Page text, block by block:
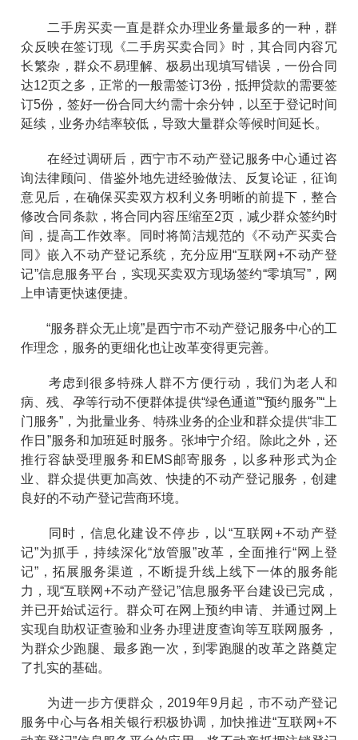
二手房买卖一直是群众办理业务量最多的一种，群
众反映在签订现《二手房买卖合同》时，其合同内容冗
长繁杂，群众不易理解、极易出现填写错误，一份合同
达12页之多，正常的一般需签订3份，抵押贷款的需要签
订5份，签好一份合同大约需十余分钟，以至于登记时间
延续，业务办结率较低，导致大量群众等候时间延长。
在经过调研后，西宁市不动产登记服务中心通过咨
询法律顾问、借鉴外地先进经验做法、反复论证，征询
意见后，在确保买卖双方权利义务明晰的前提下，整合
修改合同条款，将合同内容压缩至2页，减少群众签约时
间，提高工作效率。同时将简洁规范的《不动产买卖合
同》嵌入不动产登记系统，充分应用“互联网+不动产登
记”信息服务平台，实现买卖双方现场签约“零填写”，网
上申请更快速便捷。
“服务群众无止境”是西宁市不动产登记服务中心的工
作理念，服务的更细化也让改革变得更完善。
考虑到很多特殊人群不方便行动，我们为老人和
病、残、孕等行动不便群体提供“绿色通道”“预约服务”“上
门服务”，为批量业务、特殊业务的企业和群众提供“非工
作日”服务和加班延时服务。张坤宁介绍。除此之外，还
推行容缺受理服务和EMS邮寄服务，以多种形式为企
业、群众提供更加高效、快捷的不动产登记服务，创建
良好的不动产登记营商环境。
同时，信息化建设不停步，以“互联网+不动产登
记”为抓手，持续深化“放管服”改革，全面推行“网上登
记”，拓展服务渠道，不断提升线上线下一体的服务能
力，现“互联网+不动产登记”信息服务平台建设已完成，
并已开始试运行。群众可在网上预约申请、并通过网上
实现自助权证查验和业务办理进度查询等互联网服务，
为群众少跑腿、最多跑一次，到零跑腿的改革之路奠定
了扎实的基础。
为进一步方便群众，2019年9月起，市不动产登记
服务中心与各相关银行积极协调，加快推进“互联网+不